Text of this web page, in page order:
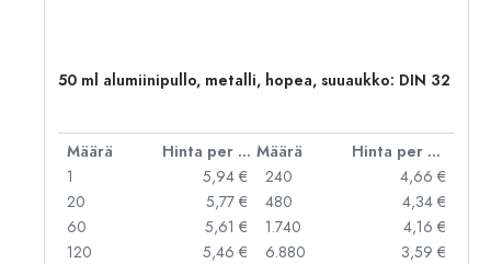
50 ml alumiinipullo, metalli, hopea, suuaukko: DIN 32
Määrä Hinta per kpl Määrä
Hinta per kpl
1
5,94 €
20
5,77 €
60
5,61 €
120
5,46 €
240
4,66 €
480
4,34 €
1.740
4,16 €
6.880
3,59 €